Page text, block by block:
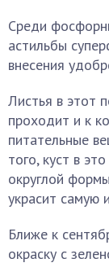
Среди
астильбы
внесения
Листья в этот
проходит и к
питательные
того, куст в
округлой
украсит самую
Ближе к
окраску с